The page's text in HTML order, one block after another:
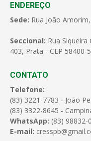
ENDEREÇO
Sede: Rua João
Seccional: Rua
403, Prata - CEP 58400-
CONTATO
Telefone:
(83) 3221-7783 - João
(83) 3322-8645 -
WhatsApp: (83) 98832-
E-mail: